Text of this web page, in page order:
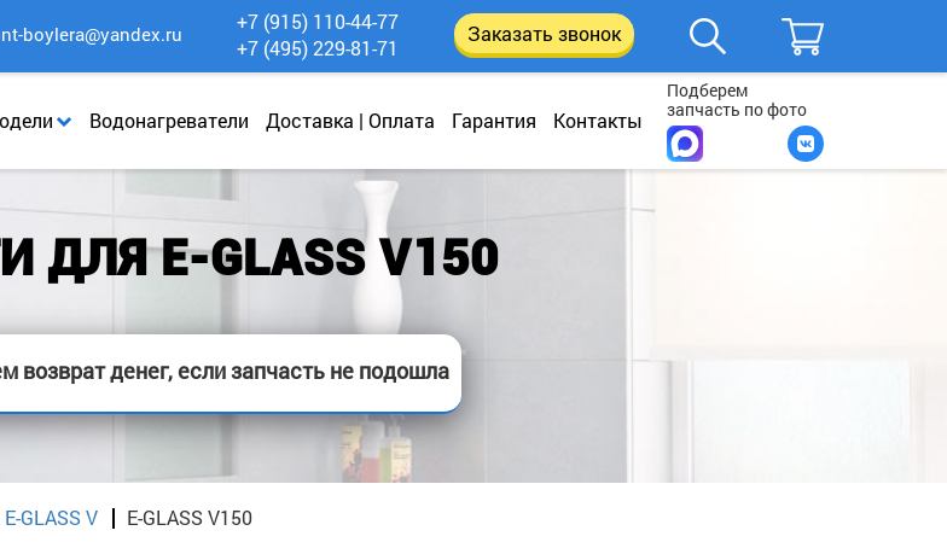
Водонагреватели Доставка | Оплата Гарантия Контакты
Подберем
запчасть по фото
boylera@yandex.ru
+7 (915) 110-44-77
+7 (495) 229-81-71
Заказать звонок
ДЛЯ E-GLASS V150
возврат денег, если запчасть не подошла
E-GLASS V E-GLASS V150